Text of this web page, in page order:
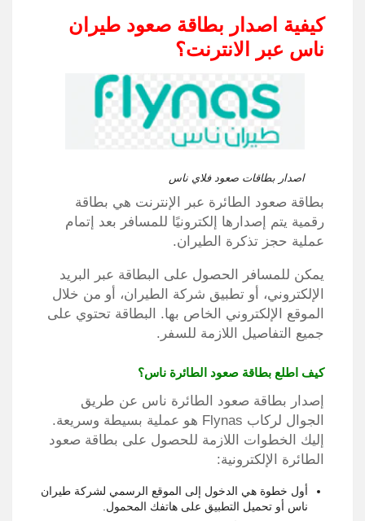
كيفية اصدار بطاقة صعود طيران
ناس عبر الانترنت؟
اصدار بطاقات صعود فلاي ناس
بطاقة صعود الطائرة عبر الإنترنت هي بطاقة
رقمية يتم إصدارها إلكترونيًا للمسافر بعد إتمام
عملية حجز تذكرة الطيران.
يمكن للمسافر الحصول على البطاقة عبر البريد
الإلكتروني، أو تطبيق شركة الطيران، أو من خلال
الموقع الإلكتروني الخاص بها. البطاقة تحتوي على
جميع التفاصيل اللازمة للسفر.
كيف اطلع بطاقة صعود الطائرة ناس؟
إصدار بطاقة صعود الطائرة ناس عن طريق
الجوال لركاب Flynas هو عملية بسيطة وسريعة.
إليك الخطوات اللازمة للحصول على بطاقة صعود
الطائرة الإلكترونية:
أول خطوة هي الدخول إلى الموقع الرسمي لشركة طيران
ناس أو تحميل التطبيق على هاتفك المحمول.